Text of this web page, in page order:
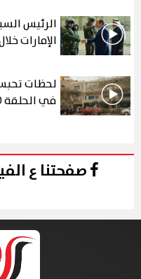
الرئيس
الإمارات
لحظات
في الحلقة 10 من رأس الأفعى
صفحتنا ع